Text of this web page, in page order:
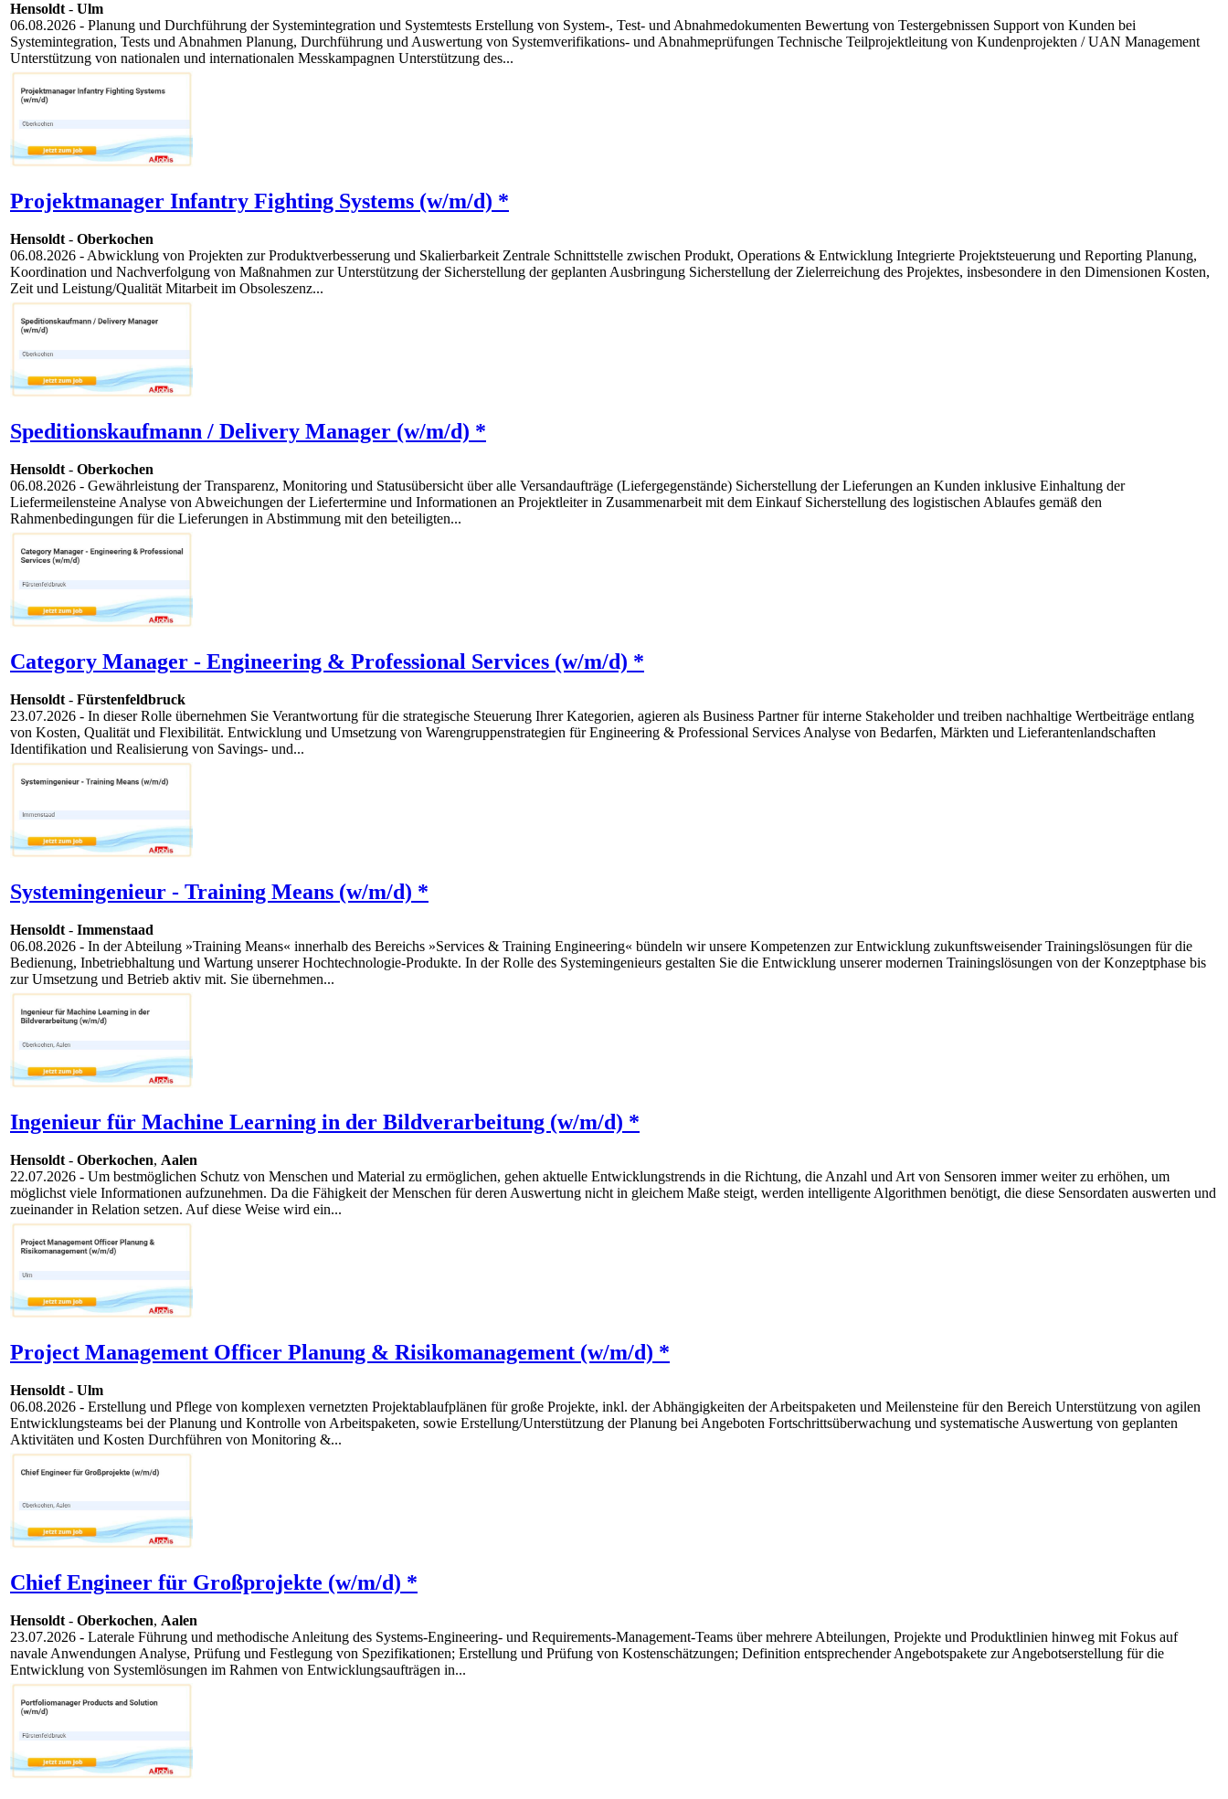
Hensoldt- Ulm
06.08.2026 - Planung und Durchführung der Systemintegration und Systemtests Erstellung von System-, Test- und Abnahmedokumenten Bewertung von Testergebnissen Support von Kunden bei
Systemintegration, Tests und Abnahmen Planung, Durchführung und Auswertung von Systemverifikations- und Abnahmeprüfungen Technische Teilprojektleitung von Kundenprojekten / UAN Management
Unterstützung von nationalen und internationalen Messkampagnen Unterstützung des...
Projektmanager Infantry Fighting Systems (w/m/d) *
Hensoldt- Oberkochen
06.08.2026 - Abwicklung von Projekten zur Produktverbesserung und Skalierbarkeit Zentrale Schnittstelle zwischen Produkt, Operations & Entwicklung Integrierte Projektsteuerung und Reporting Planung,
Koordination und Nachverfolgung von Maßnahmen zur Unterstützung der Sicherstellung der geplanten Ausbringung Sicherstellung der Zielerreichung des Projektes, insbesondere in den Dimensionen Kosten,
Zeit und Leistung/Qualität Mitarbeit im Obsoleszenz...
Speditionskaufmann / Delivery Manager (w/m/d) *
Hensoldt- Oberkochen
06.08.2026 - Gewährleistung der Transparenz, Monitoring und Statusübersicht über alle Versandaufträge (Liefergegenstände) Sicherstellung der Lieferungen an Kunden inklusive Einhaltung der
Liefermeilensteine Analyse von Abweichungen der Liefertermine und Informationen an Projektleiter in Zusammenarbeit mit dem Einkauf Sicherstellung des logistischen Ablaufes gemäß den
Rahmenbedingungen für die Lieferungen in Abstimmung mit den beteiligten...
Category Manager - Engineering & Professional Services (w/m/d) *
Hensoldt- Fürstenfeldbruck
23.07.2026 - In dieser Rolle übernehmen Sie Verantwortung für die strategische Steuerung Ihrer Kategorien, agieren als Business Partner für interne Stakeholder und treiben nachhaltige Wertbeiträge entlang
von Kosten, Qualität und Flexibilität. Entwicklung und Umsetzung von Warengruppenstrategien für Engineering & Professional Services Analyse von Bedarfen, Märkten und Lieferantenlandschaften
Identifikation und Realisierung von Savings- und...
Systemingenieur - Training Means (w/m/d) *
Hensoldt- Immenstaad
06.08.2026 - In der Abteilung »Training Means« innerhalb des Bereichs »Services & Training Engineering« bündeln wir unsere Kompetenzen zur Entwicklung zukunftsweisender Trainingslösungen für die
Bedienung, Inbetriebhaltung und Wartung unserer Hochtechnologie-Produkte. In der Rolle des Systemingenieurs gestalten Sie die Entwicklung unserer modernen Trainingslösungen von der Konzeptphase bis
zur Umsetzung und Betrieb aktiv mit. Sie übernehmen...
Ingenieur für Machine Learning in der Bildverarbeitung (w/m/d) *
Hensoldt- Oberkochen, Aalen
22.07.2026 - Um bestmöglichen Schutz von Menschen und Material zu ermöglichen, gehen aktuelle Entwicklungstrends in die Richtung, die Anzahl und Art von Sensoren immer weiter zu erhöhen, um
möglichst viele Informationen aufzunehmen. Da die Fähigkeit der Menschen für deren Auswertung nicht in gleichem Maße steigt, werden intelligente Algorithmen benötigt, die diese Sensordaten auswerten und
zueinander in Relation setzen. Auf diese Weise wird ein...
Project Management Officer Planung & Risikomanagement (w/m/d) *
Hensoldt- Ulm
06.08.2026 - Erstellung und Pflege von komplexen vernetzten Projektablaufplänen für große Projekte, inkl. der Abhängigkeiten der Arbeitspaketen und Meilensteine für den Bereich Unterstützung von agilen
Entwicklungsteams bei der Planung und Kontrolle von Arbeitspaketen, sowie Erstellung/Unterstützung der Planung bei Angeboten Fortschrittsüberwachung und systematische Auswertung von geplanten
Aktivitäten und Kosten Durchführen von Monitoring &...
Chief Engineer für Großprojekte (w/m/d) *
Hensoldt- Oberkochen, Aalen
23.07.2026 - Laterale Führung und methodische Anleitung des Systems-Engineering- und Requirements-Management-Teams über mehrere Abteilungen, Projekte und Produktlinien hinweg mit Fokus auf
navale Anwendungen Analyse, Prüfung und Festlegung von Spezifikationen; Erstellung und Prüfung von Kostenschätzungen; Definition entsprechender Angebotspakete zur Angebotserstellung für die
Entwicklung von Systemlösungen im Rahmen von Entwicklungsaufträgen in...